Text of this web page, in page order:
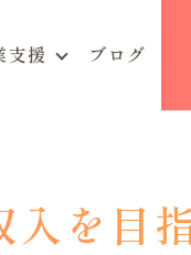
支援 ブログ
を目